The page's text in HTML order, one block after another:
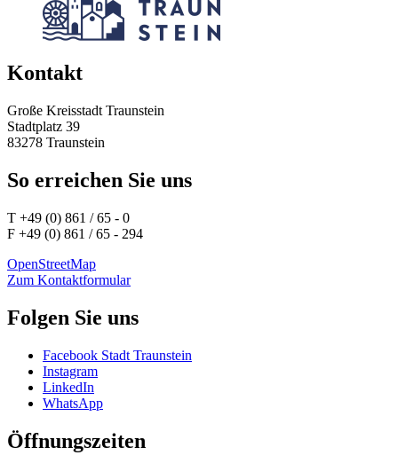
Kontakt
Große Kreisstadt Traunstein
Stadtplatz 39
83278 Traunstein
So erreichen Sie uns
T +49 (0) 861 / 65 - 0
F +49 (0) 861 / 65 - 294
OpenStreetMap
Zum Kontaktformular
Folgen Sie uns
Facebook Stadt Traunstein
Instagram
LinkedIn
WhatsApp
Öffnungszeiten